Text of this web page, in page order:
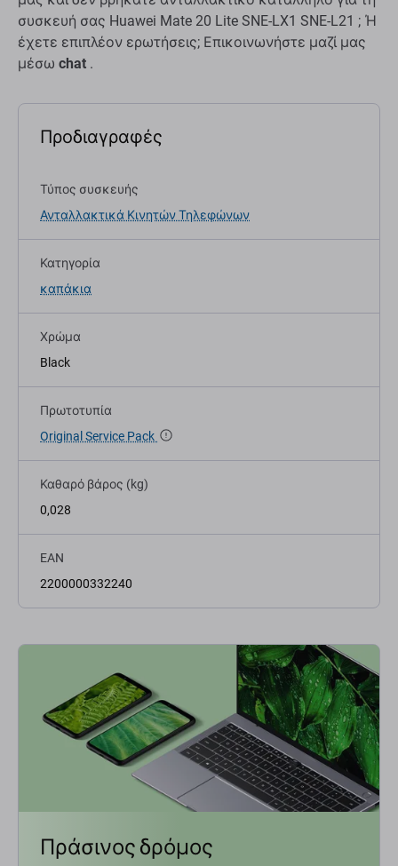
συσκευή σας Huawei Mate 20 Lite SNE-LX1 SNE-L21 ; Ή
έχετε επιπλέον ερωτήσεις; Επικοινωνήστε μαζί μας
μέσω chat .
Προδιαγραφές
Τύπος συσκευής
Ανταλλακτικά Κινητών Τηλεφώνων
Κατηγορία
καπάκια
Χρώμα
Black
Πρωτοτυπία
Original Service Pack
Καθαρό βάρος (kg)
0,028
EAN
2200000332240
Πράσινος δρόμος